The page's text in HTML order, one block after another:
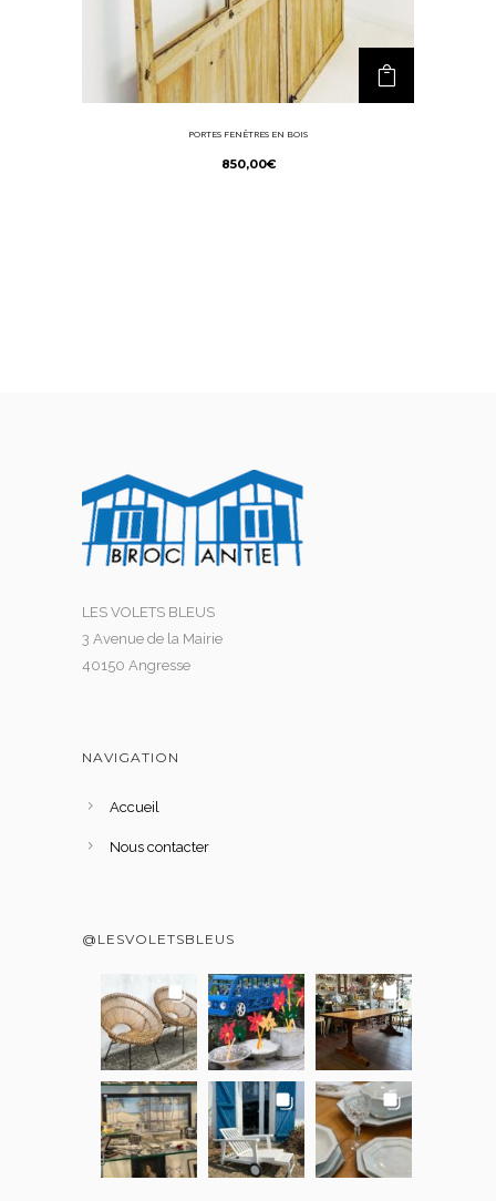
PORTES FENÊTRES EN BOIS
850,00€
LES VOLETS BLEUS
3 Avenue de la Mairie
40150 Angresse
NAVIGATION
Accueil
Nous contacter
@LESVOLETSBLEUS